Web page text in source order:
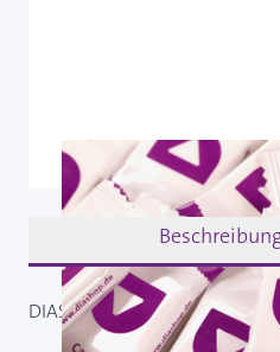
DIASHOP Traubenzucker -